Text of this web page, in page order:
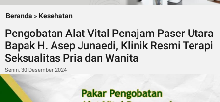
Beranda » Kesehatan
Pengobatan Alat Vital Penajam Paser Utara
Bapak H. Asep Junaedi, Klinik Resmi Terapi
Seksualitas Pria dan Wanita
Senin, 30 Desember 2024